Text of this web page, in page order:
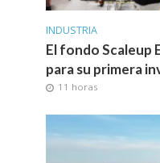
INDUSTRIA
El fondo Scaleup
para su primera
11 horas